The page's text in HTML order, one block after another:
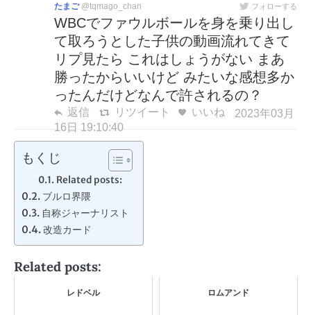
たまご @tqmago_chan フォローする
WBCでファウルボールを身を乗り出し
て取ろうとした子供の動画流れてきて
リプ見たら これはしょうがない まあ
勝ったからいいけど みたいな感想多か
ったんだけどなんで許されるの？
返信 リツイート いいね
2023年03月
16日 19:10:40
もくじ
Related posts:
ブルロ界隈
自称ジャーナリスト
改造カード
Related posts:
レドベル ロムアンド